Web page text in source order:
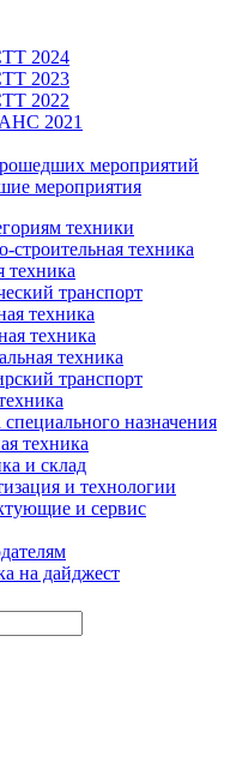
2024
2023
2022
2021
мероприятий
мероприятия
техники
строительная техника
техника
транспорт
техника
техника
техника
транспорт
назначения
техника
и склад
и технологии
и сервис
на дайджест